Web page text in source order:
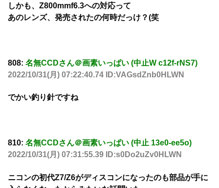
しかも、Z800mmf6.3への対応って
あのレンズ、発売されたの何時だっけ？(笑
808: 名無CCDさん＠画素いっぱい (中止W c12f-rNS7)
2022/10/31(月) 07:22:40.74 ID:VAGsdZnb0HLWN
でかい釣り針ですね
810: 名無CCDさん＠画素いっぱい (中止 13e0-ee5o)
2022/10/31(月) 07:31:55.39 ID:s0Do2uZv0HLWN
ニコンの初代Z7/Z6がディスコンになったのも部品が手に